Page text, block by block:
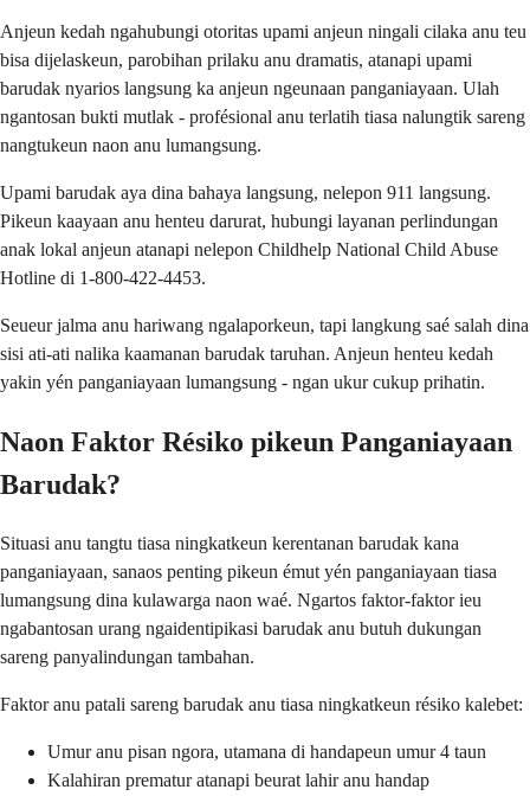
Anjeun kedah ngahubungi otoritas upami anjeun ningali cilaka anu teu
bisa dijelaskeun, parobihan prilaku anu dramatis, atanapi upami
barudak nyarios langsung ka anjeun ngeunaan panganiayaan. Ulah
ngantosan bukti mutlak - profésional anu terlatih tiasa nalungtik sareng
nangtukeun naon anu lumangsung.
Upami barudak aya dina bahaya langsung, nelepon 911 langsung.
Pikeun kaayaan anu henteu darurat, hubungi layanan perlindungan
anak lokal anjeun atanapi nelepon Childhelp National Child Abuse
Hotline di 1-800-422-4453.
Seueur jalma anu hariwang ngalaporkeun, tapi langkung saé salah dina
sisi ati-ati nalika kaamanan barudak taruhan. Anjeun henteu kedah
yakin yén panganiayaan lumangsung - ngan ukur cukup prihatin.
Naon Faktor Résiko pikeun Panganiayaan
Barudak?
Situasi anu tangtu tiasa ningkatkeun kerentanan barudak kana
panganiayaan, sanaos penting pikeun émut yén panganiayaan tiasa
lumangsung dina kulawarga naon waé. Ngartos faktor-faktor ieu
ngabantosan urang ngaidentipikasi barudak anu butuh dukungan
sareng panyalindungan tambahan.
Faktor anu patali sareng barudak anu tiasa ningkatkeun résiko kalebet:
Umur anu pisan ngora, utamana di handapeun umur 4 taun
Kalahiran prematur atanapi beurat lahir anu handap